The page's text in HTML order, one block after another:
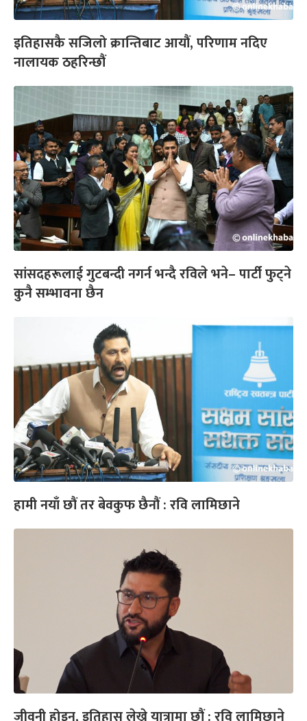
इतिहासकै सजिलो क्रान्तिबाट आयौं, परिणाम नदिए
नालायक ठहरिन्छौं
सांसदहरूलाई गुटबन्दी नगर्न भन्दै रविले भने– पार्टी फुट्ने
कुनै सम्भावना छैन
हामी नयाँ छौं तर बेवकुफ छैनौं : रवि लामिछाने